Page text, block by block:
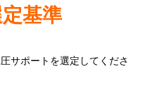
基準
サポートを選定してくださ